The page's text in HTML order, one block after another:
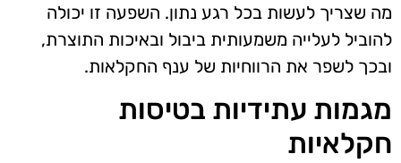
מה שצריך לעשות בכל רגע נתון. השפעה זו יכולה
להוביל לעלייה משמעותית ביבול ובאיכות התוצרת,
ובכך לשפר את הרווחיות של ענף החקלאות.
מגמות עתידיות בטיסות
חקלאיות